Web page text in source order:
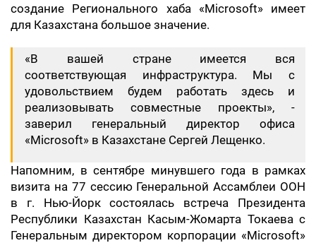
создание Регионального хаба «Microsoft» имеет
для Казахстана большое значение.
«В вашей стране имеется вся
соответствующая инфраструктура. Мы с
удовольствием будем работать здесь и
реализовывать совместные проекты», -
заверил генеральный директор офиса
«Microsoft» в Казахстане Сергей Лещенко.
Напомним, в сентябре минувшего года в рамках
визита на 77 сессию Генеральной Ассамблеи ООН
в г. Нью-Йорк состоялась встреча Президента
Республики Казахстан Касым-Жомарта Токаева с
Генеральным директором корпорации «Microsoft»